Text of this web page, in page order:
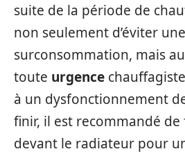
suite de la période de
non seulement d’éviter une
surconsommation, mais
toute urgence
à un dysfonctionnement
finir, il est recommandé de
devant le radiateur pour